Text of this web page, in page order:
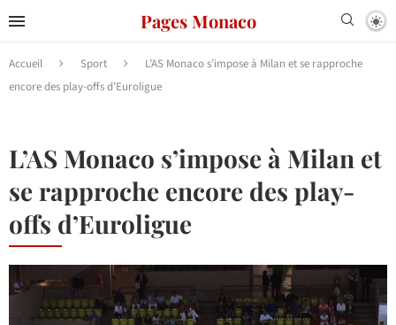
Pages Monaco
Accueil Sport
L’AS Monaco s’impose à Milan et se rapproche
encore des play-offs d’Euroligue
L’AS Monaco s’impose à Milan et
se rapproche encore des play-
offs d’Euroligue